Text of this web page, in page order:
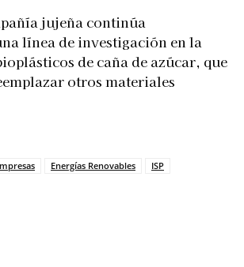
jujeña continúa
línea de investigación en la
de caña de azúcar, que
otros materiales
Energías Renovables ISP